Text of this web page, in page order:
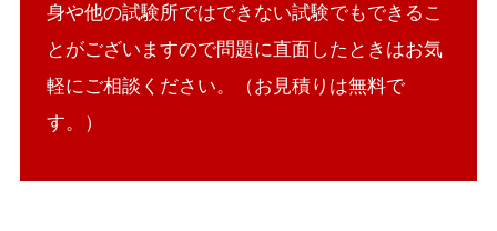
身や他の試験所ではできない試験でもできるこ
とがございますので問題に直面したときはお気
軽にご相談ください。（お見積りは無料で
す。）